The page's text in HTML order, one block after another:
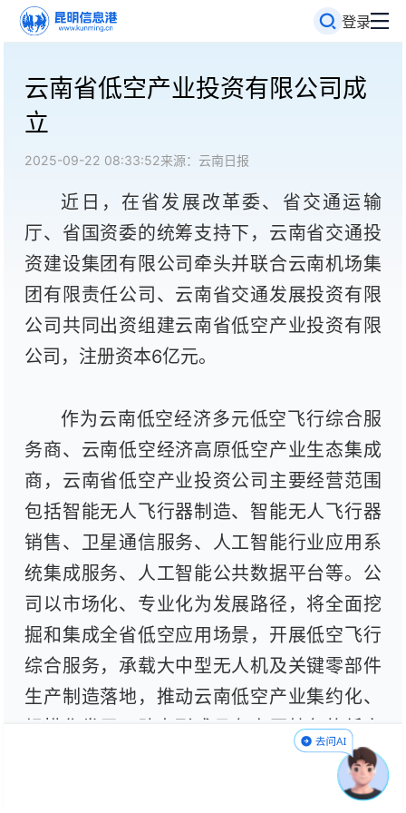
登录
云南省低空产业投资有限公司成
立
2025-09-22 08:33:52来源：云南日报
近日，在省发展改革委、省交通运输
厅、省国资委的统筹支持下，云南省交通投
资建设集团有限公司牵头并联合云南机场集
团有限责任公司、云南省交通发展投资有限
公司共同出资组建云南省低空产业投资有限
公司，注册资本6亿元。
作为云南低空经济多元低空飞行综合服
务商、云南低空经济高原低空产业生态集成
商，云南省低空产业投资公司主要经营范围
包括智能无人飞行器制造、智能无人飞行器
销售、卫星通信服务、人工智能行业应用系
统集成服务、人工智能公共数据平台等。公
司以市场化、专业化为发展路径，将全面挖
掘和集成全省低空应用场景，开展低空飞行
综合服务，承载大中型无人机及关键零部件
生产制造落地，推动云南低空产业集约化、
规模化发展，助力形成具有高原特色的低空